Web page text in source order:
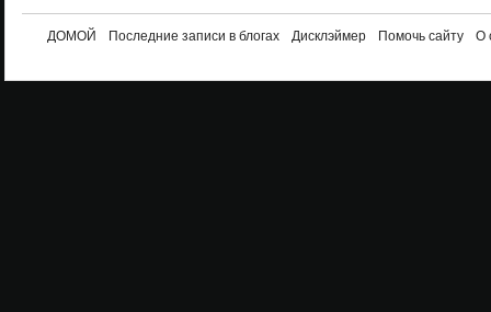
ДОМОЙ Последние записи в блогах Дисклэймер Помочь сайту О